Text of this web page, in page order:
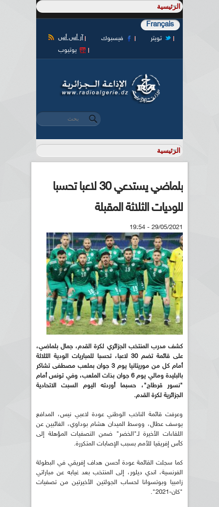
Français
آر أس أس فيسبوك
تويتر
يوتيوب
استمارة البحث
‏بحث ‏
بلماضي يستدعي 30 لاعبا تحسبا
للوديات الثلاثة المقبلة
29/05/2021 - 19:54
كشف مدرب المنتخب الجزائري لكرة القدم، جمال بلماضي،
على قائمة تضم 30 لاعبا، تحسبا للمباريات الودية الثلاثة
أمام كل من موريتانيا يوم 3 جوان بملعب مصطفى تشاكر
بالبليدة ومالي يوم 6 جوان بذات الملعب، وفي تونس أمام
"نسور قرطاج"، حسبما أوردته اليوم السبت الاتحادية
الجزائرية لكرة القدم.
وعرفت قائمة الناخب الوطني عودة لاعبي نيس، المدافع
يوسف عطال، ووسط الميدان هشام بوداوي، الغائبين عن
اللقاءات الأخيرة لـ"الخضر" ضمن التصفيات المؤهلة إلى
كأس إفريقيا للأمم بسبب الإصابات المتكررة.
كما سجلت القائمة عودة أحسن هداف إفريقي في البطولة
الفرنسية، اندي ديلور، إلى المنتخب بعد غيابه عن مباراتي
زامبيا وبوتسوانا لحساب الجولتين الأخيرتين من تصفيات
"كان-2021".